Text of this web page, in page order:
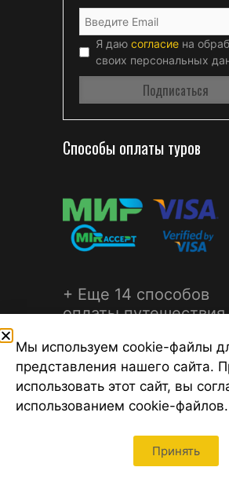
Я даю согласие на
своих персональных
Способы оплаты туров
+ Еще 14 способов
оплаты путешествия
©2026 Турагентство Турсфера - Поиск
Мы используем cookie-файлы
представления нашего сайта.
использовать этот сайт, вы
использованием cookie-файлов.
Принять